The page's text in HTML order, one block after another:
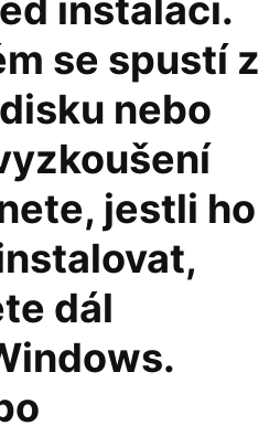
instalací.
se spustí z
nebo
jestli ho
dál